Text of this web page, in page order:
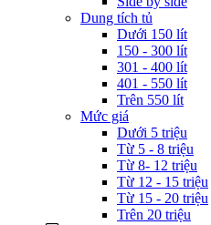
Dung tích tủ
Dưới 150 lít
150 - 300 lít
301 - 400 lít
401 - 550 lít
Trên 550 lít
Mức giá
Dưới 5 triệu
Từ 5 - 8 triệu
Từ 8- 12 triệu
Từ 12 - 15 triệu
Từ 15 - 20 triệu
Trên 20 triệu